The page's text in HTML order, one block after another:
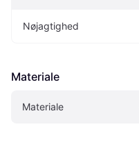
Nøjagtighed
Materiale
Materiale